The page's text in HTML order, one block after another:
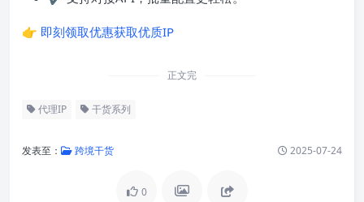
👉 即刻领取优惠获取优质IP
正文完
代理IP 干货系列
发表至： 跨境干货 2025-07-24
0